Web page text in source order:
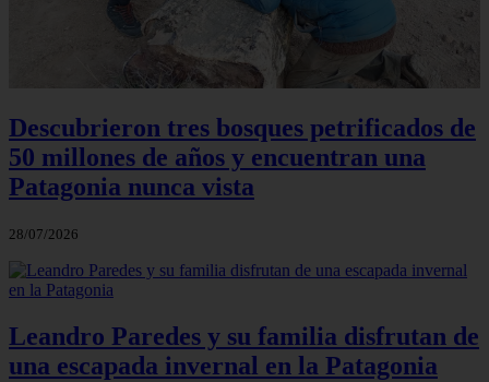
Descubrieron tres bosques petrificados de
50 millones de años y encuentran una
Patagonia nunca vista
28/07/2026
Leandro Paredes y su familia disfrutan de
una escapada invernal en la Patagonia